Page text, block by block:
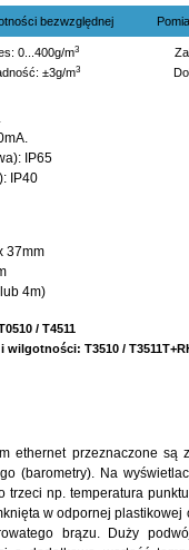
bezwzględnej
0...400g/m3
±3g/m3
IP65
IP40
37mm
4m)
/ T4511
T3510 /
ethernet przeznaczone
(barometry). Na
trzeci np. temperatura
w odpornej
brązu. Duży